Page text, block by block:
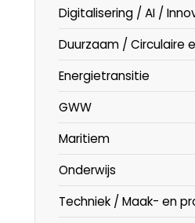
Digitalisering / AI /
Duurzaam / Circulaire
Energietransitie
GWW
Maritiem
Onderwijs
Techniek / Maak- en